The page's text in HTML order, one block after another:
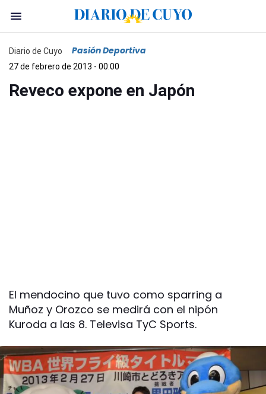
Diario de Cuyo Pasión Deportiva
27 de febrero de 2013 - 00:00
Reveco expone en Japón
El mendocino que tuvo como sparring a
Muñoz y Orozco se medirá con el nipón
Kuroda a las 8. Televisa TyC Sports.